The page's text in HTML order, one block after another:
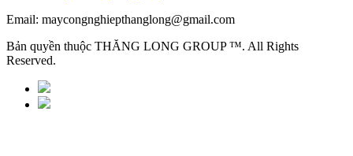
Email: maycongnghiepthanglong@gmail.com
Bản quyền thuộc THĂNG LONG GROUP ™. All Rights
Reserved.